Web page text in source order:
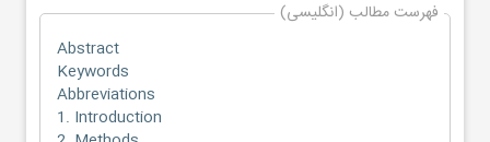
فهرست مطالب (انگلیسی)
Abstract
Keywords
Abbreviations
1. Introduction